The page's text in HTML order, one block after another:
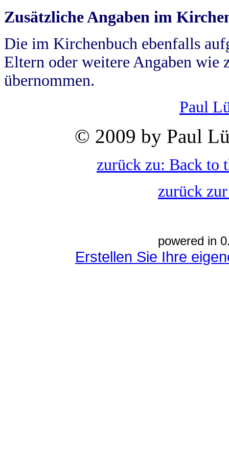
Zusätzliche Angaben im
Die im Kirchenbuch ebenfalls
Eltern oder weitere Angaben wie
übernommen.
Paul
© 2009 by Paul
zurück zu: Back to
zurück
powered in
Erstellen Sie Ihre